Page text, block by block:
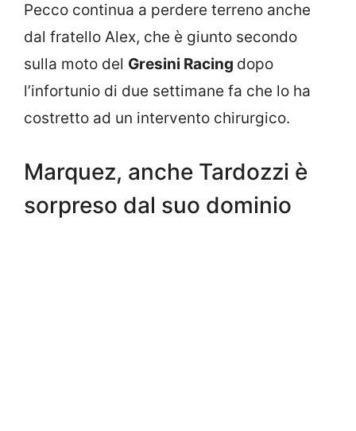
Pecco continua a perdere terreno anche
dal fratello Alex, che è giunto secondo
sulla moto del Gresini Racing dopo
l’infortunio di due settimane fa che lo ha
costretto ad un intervento chirurgico.
Marquez, anche Tardozzi è
sorpreso dal suo dominio